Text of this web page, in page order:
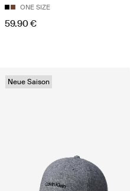
ONE SIZE
59.90 €
Neue Saison